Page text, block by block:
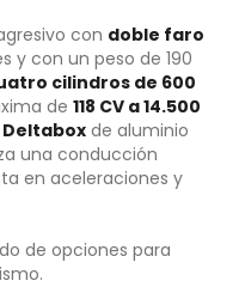
con doble faro
y con un peso de 190
cilindros de 600
de 118 CV a 14.500
Deltaboxde aluminio
una conducción
en aceleraciones y
de opciones para